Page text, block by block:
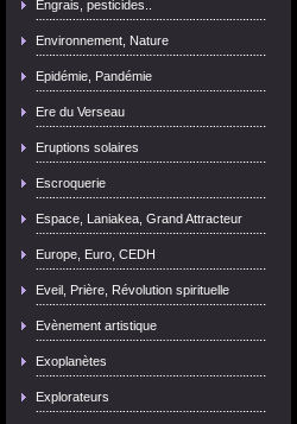
Engrais, pesticides..
Environnement, Nature
Epidémie, Pandémie
Ere du Verseau
Eruptions solaires
Escroquerie
Espace, Laniakea, Grand Attracteur
Europe, Euro, CEDH
Eveil, Prière, Révolution spirituelle
Evènement artistique
Exoplanètes
Explorateurs